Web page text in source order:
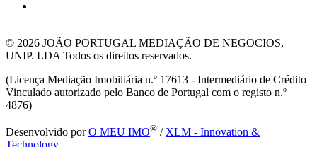
© 2026 JOÃO PORTUGAL MEDIAÇÃO DE NEGOCIOS,
UNIP. LDA Todos os direitos reservados.
(Licença Mediação Imobiliária n.º 17613 - Intermediário de Crédito
Vinculado autorizado pelo Banco de Portugal com o registo n.º
4876)
Desenvolvido porO MEU IMO® / XLM - Innovation &